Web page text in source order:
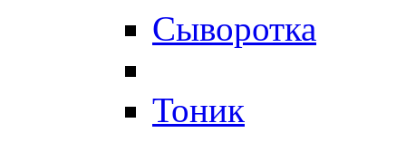
Сыворотка
Тоник